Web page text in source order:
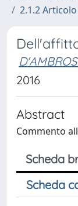
2.1.2
2016
Abstract
Commento
Scheda
Scheda